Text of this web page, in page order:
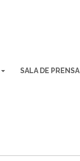
SALA DE PRENSA